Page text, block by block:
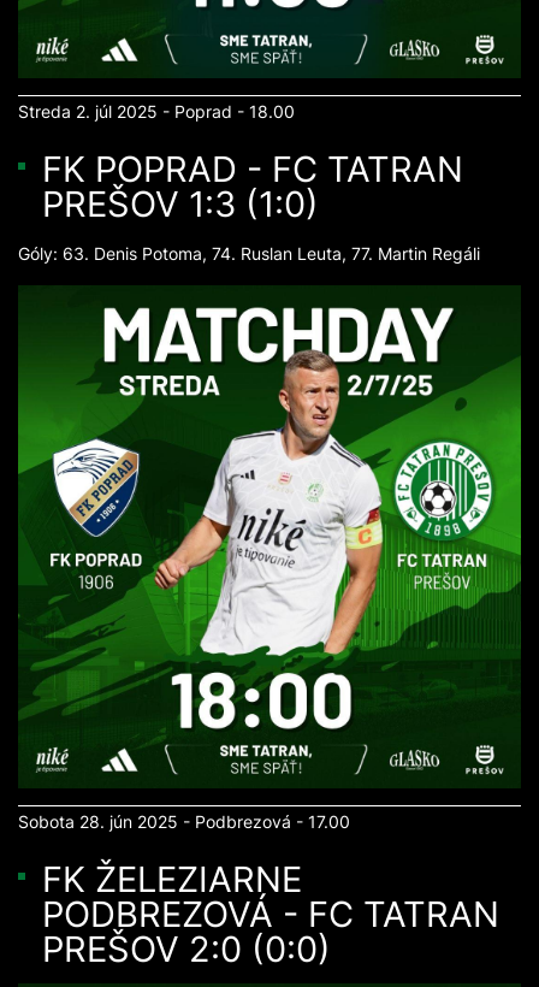
Streda 2. júl 2025 - Poprad - 18.00
FK POPRAD - FC TATRAN
PREŠOV 1:3 (1:0)
Góly: 63. Denis Potoma, 74. Ruslan Leuta, 77. Martin Regáli
Sobota 28. jún 2025 - Podbrezová - 17.00
FK ŽELEZIARNE
PODBREZOVÁ - FC TATRAN
PREŠOV 2:0 (0:0)